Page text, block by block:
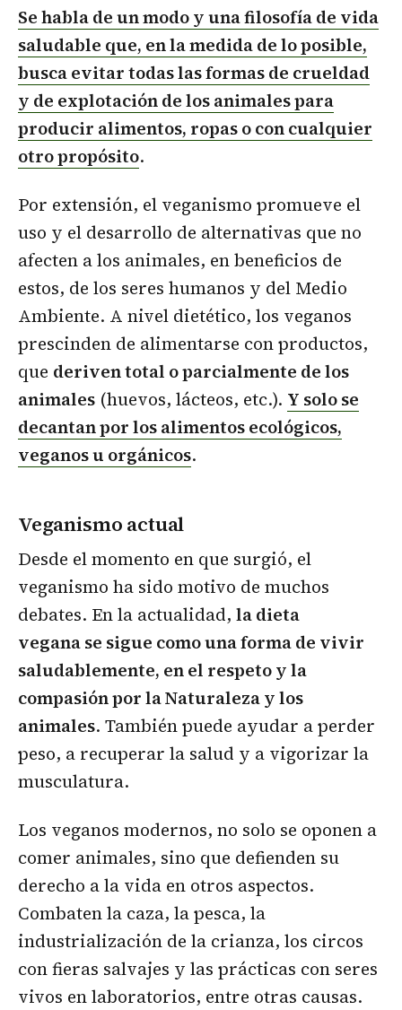
Se habla de un modo y una filosofía de vida
saludable que, en la medida de lo posible,
busca evitar todas las formas de crueldad
y de explotación de los animales para
producir alimentos, ropas o con cualquier
otro propósito.
Por extensión, el veganismo promueve el
uso y el desarrollo de alternativas que no
afecten a los animales, en beneficios de
estos, de los seres humanos y del Medio
Ambiente. A nivel dietético, los veganos
prescinden de alimentarse con productos,
que deriven total o parcialmente de los
animales (huevos, lácteos, etc.). Y solo se
decantan por los alimentos ecológicos,
veganos u orgánicos.
Veganismo actual
Desde el momento en que surgió, el
veganismo ha sido motivo de muchos
debates. En la actualidad, la dieta
vegana se sigue como una forma de vivir
saludablemente, en el respeto y la
compasión por la Naturaleza y los
animales. También puede ayudar a perder
peso, a recuperar la salud y a vigorizar la
musculatura.
Los veganos modernos, no solo se oponen a
comer animales, sino que defienden su
derecho a la vida en otros aspectos.
Combaten la caza, la pesca, la
industrialización de la crianza, los circos
con fieras salvajes y las prácticas con seres
vivos en laboratorios, entre otras causas.